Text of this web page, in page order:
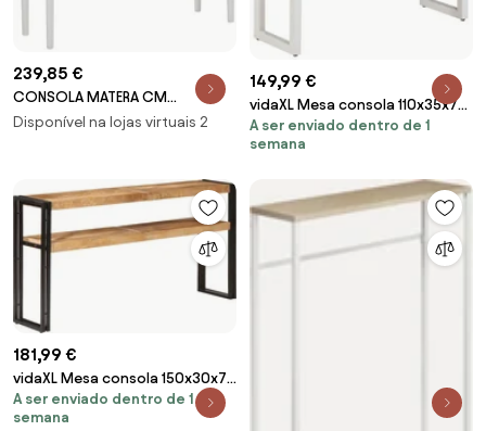
239,85 €
CONSOLA MATERA CM
107X37X80
Disponível na lojas virtuais 2
149,99 €
vidaXL Mesa consola 110x35x76
cm mangueira maciça/ferro
castanho
A ser enviado dentro de 1
semana
181,99 €
vidaXL Mesa consola 150x30x75
cm madeira de mangueira
áspera
A ser enviado dentro de 1
semana